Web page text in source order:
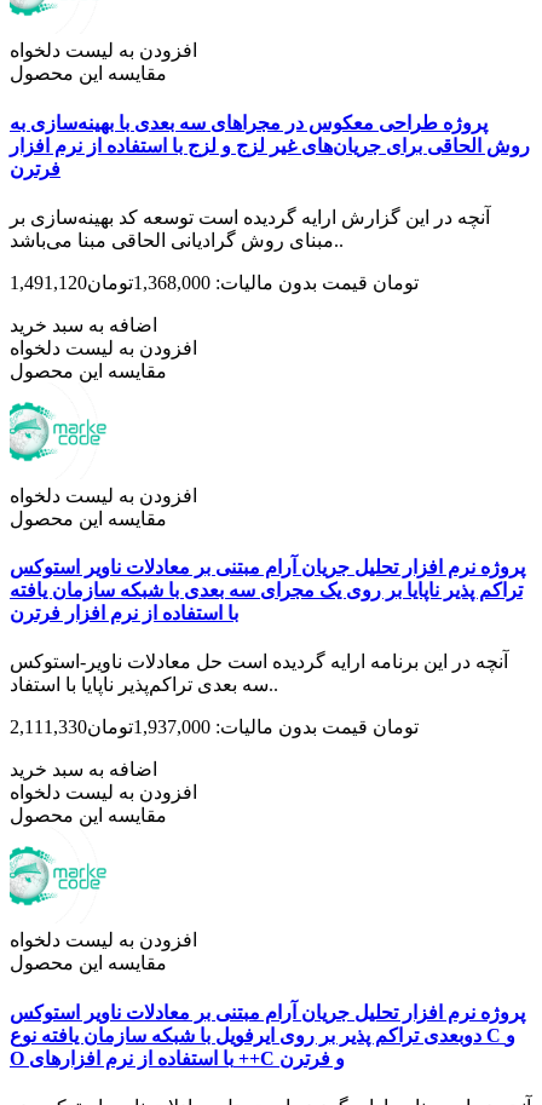
افزودن به لیست دلخواه
مقایسه این محصول
پروژه طراحی معکوس در مجراهای سه بعدی با بهینه‌سازی به
روش الحاقی برای جریان‌های غیر لزج و لزج با استفاده از نرم افزار
فرترن
آنچه در این گزارش ارایه گردیده است توسعه کد بهینه­­‌سازی بر
مبنای روش­ گرادیانی الحاقی مبنا می‌­باشد..
1,491,120تومان قیمت بدون مالیات: 1,368,000تومان
اضافه به سبد خرید
افزودن به لیست دلخواه
مقایسه این محصول
افزودن به لیست دلخواه
مقایسه این محصول
پروژه نرم افزار تحلیل جریان آرام مبتنی بر معادلات ناویر استوکس
تراکم پذیر ناپایا بر روی یک مجرای سه بعدی با شبکه سازمان یافته
با استفاده از نرم افزار فرترن
آنچه در این برنامه ارایه گردیده است حل معادلات ناویر-استوکس
سه بعدی تراکم‌پذیر ناپایا با استفاد..
2,111,330تومان قیمت بدون مالیات: 1,937,000تومان
اضافه به سبد خرید
افزودن به لیست دلخواه
مقایسه این محصول
افزودن به لیست دلخواه
مقایسه این محصول
پروژه نرم افزار تحلیل جریان آرام مبتنی بر معادلات ناویر استوکس
دوبعدی تراکم پذیر بر روی ایرفویل با شبکه سازمان یافته نوع C و
O با استفاده از نرم افزارهای ++C و فرترن